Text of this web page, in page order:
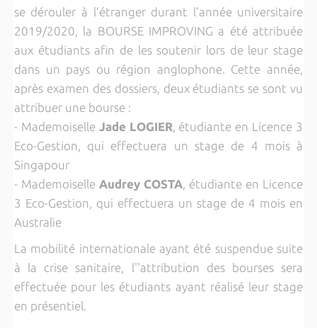
se dérouler à l’étranger durant l’année universitaire
2019/2020, la BOURSE IMPROVING a été attribuée
aux étudiants afin de les soutenir lors de leur stage
dans un pays ou région anglophone. Cette année,
après examen des dossiers, deux étudiants se sont vu
attribuer une bourse :
- Mademoiselle Jade LOGIER, étudiante en Licence 3
Eco-Gestion, qui effectuera un stage de 4 mois à
Singapour
- Mademoiselle Audrey COSTA, étudiante en Licence
3 Eco-Gestion, qui effectuera un stage de 4 mois en
Australie
La mobilité internationale ayant été suspendue suite
à la crise sanitaire, l''attribution des bourses sera
effectuée pour les étudiants ayant réalisé leur stage
en présentiel.